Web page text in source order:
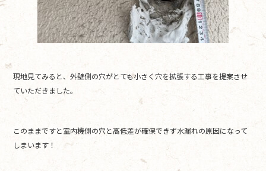
現地見てみると、外壁側の穴がとても小さく穴を拡張する工事を提案させ
ていただきました。
このままですと室内機側の穴と高低差が確保できず水漏れの原因になって
しまいます！